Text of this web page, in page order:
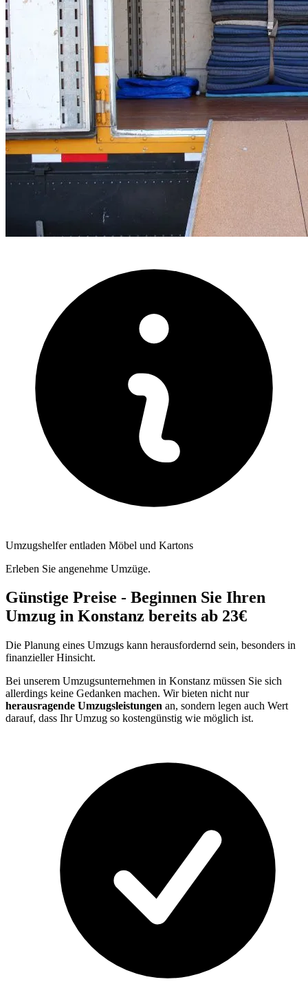
Umzugshelfer entladen Möbel und Kartons
Erleben Sie angenehme Umzüge.
Günstige Preise - Beginnen Sie Ihren
Umzug in Konstanz bereits ab 23€
Die Planung eines Umzugs kann herausfordernd sein, besonders in
finanzieller Hinsicht.
Bei unserem Umzugsunternehmen in Konstanz müssen Sie sich
allerdings keine Gedanken machen. Wir bieten nicht nur
herausragende Umzugsleistungen an, sondern legen auch Wert
darauf, dass Ihr Umzug so kostengünstig wie möglich ist.